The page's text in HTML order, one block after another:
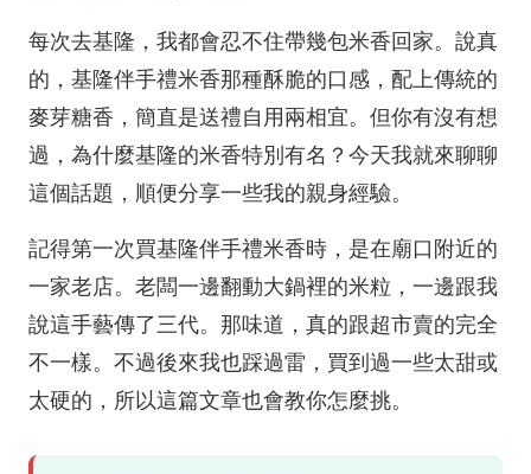
每次去基隆，我都會忍不住帶幾包米香回家。說真
的，基隆伴手禮米香那種酥脆的口感，配上傳統的
麥芽糖香，簡直是送禮自用兩相宜。但你有沒有想
過，為什麼基隆的米香特別有名？今天我就來聊聊
這個話題，順便分享一些我的親身經驗。
記得第一次買基隆伴手禮米香時，是在廟口附近的
一家老店。老闆一邊翻動大鍋裡的米粒，一邊跟我
說這手藝傳了三代。那味道，真的跟超市賣的完全
不一樣。不過後來我也踩過雷，買到過一些太甜或
太硬的，所以這篇文章也會教你怎麼挑。